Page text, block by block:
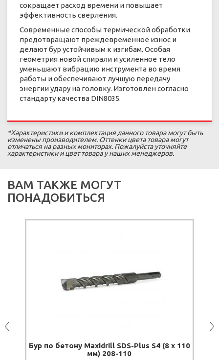
сокращает расход времени и повышает
эффективность сверления.
Современные способы термической обработки
предотвращают преждевременное износ и
делают бур устойчивым к изгибам. Особая
геометрия новой спирали и усиленное тело
уменьшают вибрацию инструмента во время
работы и обеспечивают лучшую передачу
энергии удару на головку. Изготовлен согласно
стандарту качества DIN8035.
*Характеристики и комплектация данного товара могут быть
изменены производителем. Оттенки цвета товара могут
отличаться на разных мониторах. Пожалуйста уточняйте
характеристики и цвет товара у наших менеджеров.
ВАМ ТАКЖЕ МОГУТ
ПОНАДОБИТЬСЯ
Бур по бетону Maxidrill SDS-Plus S4 (8 x 110
мм) 208-110